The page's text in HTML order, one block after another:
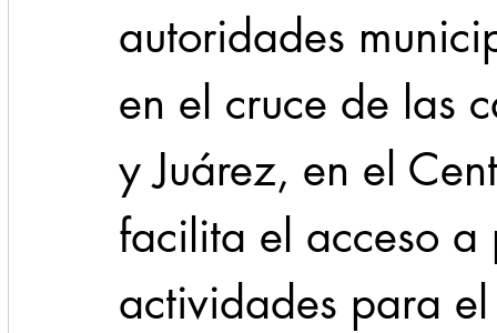
autoridades
en el cruce de las
y Juárez, en el
facilita el acceso
actividades para